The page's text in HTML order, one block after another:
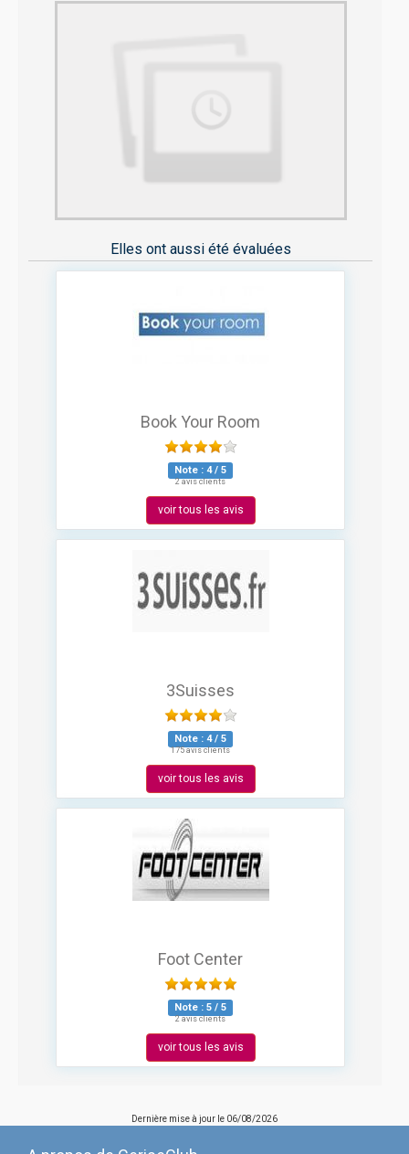
Elles ont aussi été évaluées
Book Your Room
Note : 4/ 5
2 avis clients
voir tous les avis
3Suisses
Note : 4/ 5
175 avis clients
voir tous les avis
Foot Center
Note : 5 / 5
2 avis clients
voir tous les avis
Dernière mise à jour le 06/08/2026